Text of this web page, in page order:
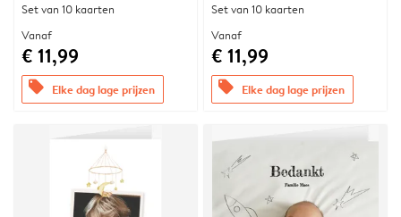
Set van 10 kaarten
Vanaf
€ 11,99
offers Elke dag lage prijzen
Set van 10 kaarten
Vanaf
€ 11,99
offers Elke dag lage prijzen